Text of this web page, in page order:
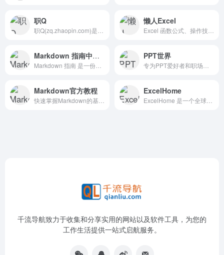
职Q 懒人Excel
Markdown 指南中文版 PPT世界
Markdown官方教程 ExcelHome
千流导航致力于收集和分享实用的网站以及软件工具，为您的
工作生活提供一站式启航服务。